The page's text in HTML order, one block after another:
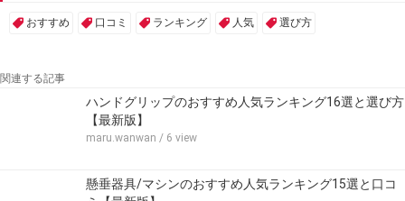
おすすめ 口コミ ランキング 人気 選び方
関連する記事
ハンドグリップのおすすめ人気ランキング16選と選び方
【最新版】
maru.wanwan / 6 view
懸垂器具/マシンのおすすめ人気ランキング15選と口コ